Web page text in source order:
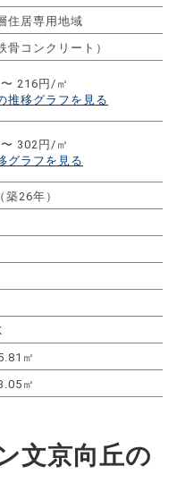
住居専用地域
骨コンクリート）
216円/㎡
推移グラフを見る
302円/㎡
グラフを見る
26年）
㎡
㎡
文京向丘の